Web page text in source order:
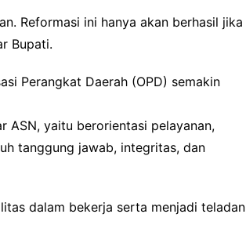
Reformasi ini hanya akan berhasil jika
Bupati.
Perangkat Daerah (OPD) semakin
ASN, yaitu berorientasi pelayanan,
tanggung jawab, integritas, dan
dalam bekerja serta menjadi teladan